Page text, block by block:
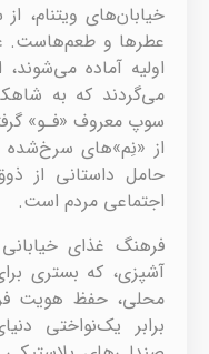
خیابان‌های ویتنام،
عطرها و طعم‌هاست.
اولیه آماده
می‌گردند که به
سوپ معروف «فـو»
از «نِم»های
حامل داستانی از
اجتماعی مردم است.
فرهنگ غذای خیابانی
آشپزی، که بستری
محلی، حفظ هویت
برابر یک‌نواختی